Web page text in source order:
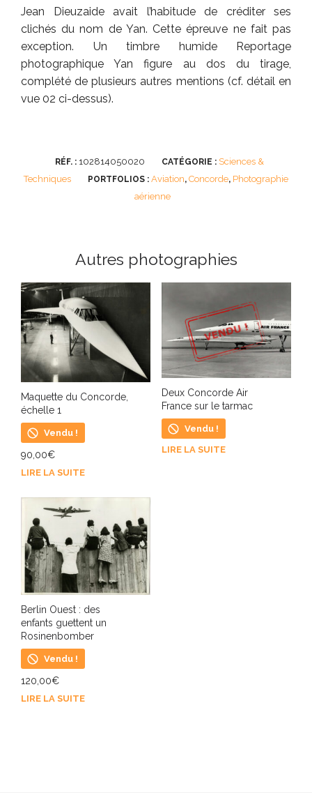
Jean Dieuzaide avait l’habitude de créditer ses
clichés du nom de Yan. Cette épreuve ne fait pas
exception. Un timbre humide Reportage
photographique Yan figure au dos du tirage,
complété de plusieurs autres mentions (cf. détail en
vue 02 ci-dessus).
RÉF. : 102814050020 CATÉGORIE : Sciences &
Techniques
PORTFOLIOS : Aviation, Concorde, Photographie
aérienne
Autres photographies
Maquette du Concorde,
échelle 1
Vendu !
90,00€
LIRE LA SUITE
Deux Concorde Air
France sur le tarmac
Vendu !
LIRE LA SUITE
Berlin Ouest : des
enfants guettent un
Rosinenbomber
Vendu !
120,00€
LIRE LA SUITE